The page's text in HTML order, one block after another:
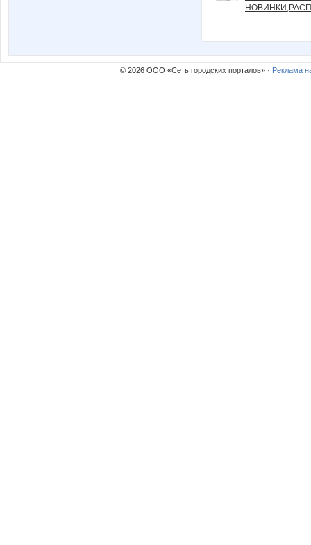
© 2026 ООО «Сеть городских порталов» · Реклама